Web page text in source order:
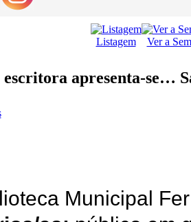
Listagem Ver a
apresenta-se…
Municipal